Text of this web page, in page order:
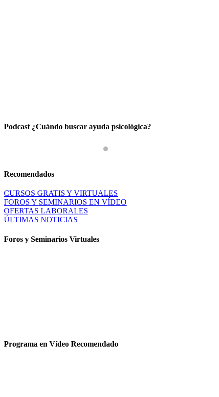
Podcast ¿Cuándo buscar ayuda psicológica?
Recomendados
CURSOS GRATIS Y VIRTUALES
FOROS Y SEMINARIOS EN VÍDEO
OFERTAS LABORALES
ÚLTIMAS NOTICIAS
Foros y Seminarios Virtuales
Programa en Vídeo Recomendado